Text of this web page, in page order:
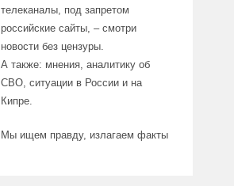
телеканалы, под запретом
российские сайты, – смотри
новости без цензуры.
А также: мнения, аналитику об
СВО, ситуации в России и на
Кипре.
Мы ищем правду, излагаем факты